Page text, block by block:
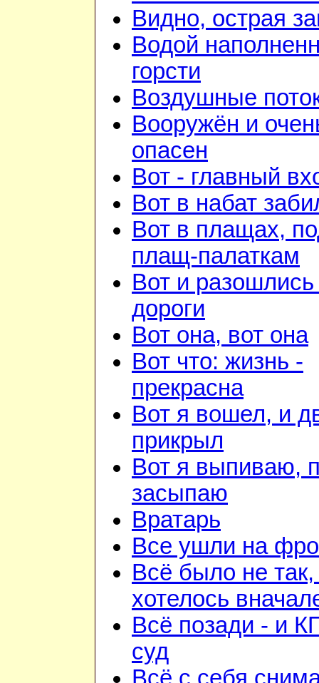
Видно, острая
Водой
горсти
Воздушные
Вооружён и
опасен
Вот - главный
Вот в набат
Вот в плащах,
плащ-палаткам
Вот и разошлись
дороги
Вот она, вот она
Вот что: жизнь -
прекрасна
Вот я вошел, и
прикрыл
Вот я выпиваю,
засыпаю
Вратарь
Все ушли на
Всё было не так,
хотелось
Всё позади - и
суд